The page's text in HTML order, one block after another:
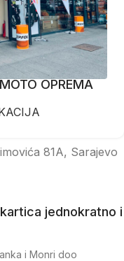
OPREMA
81A, Sarajevo
jednokratno i
i Monri doo